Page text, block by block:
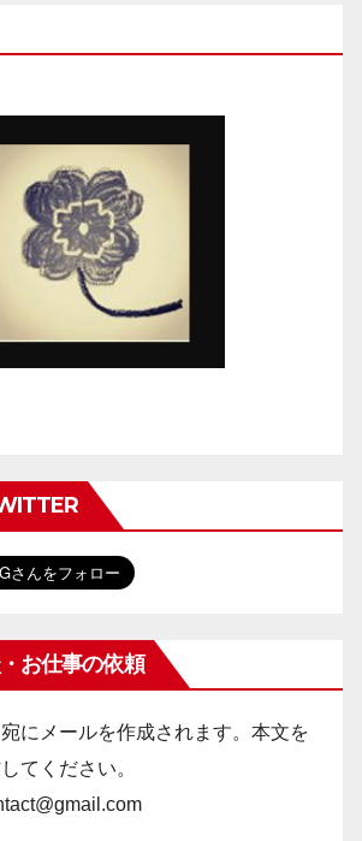
お仕事の依頼
にメールを作成されます。本文を
てください。